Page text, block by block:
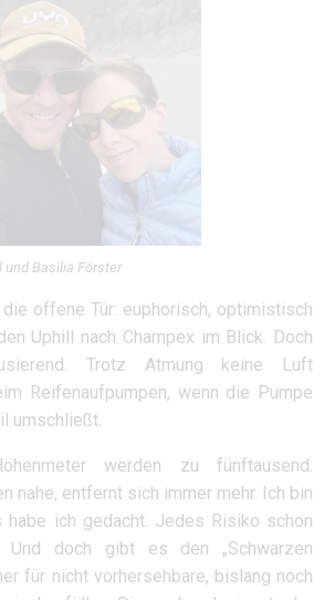
und Basilia Förster
offene Tür: euphorisch, optimistisch
Uphill nach Champex im Blick. Doch
Trotz Atmung keine Luft
Reifenaufpumpen, wenn die Pumpe
umschließt.
werden zu fünftausend.
nahe, entfernt sich immer mehr. Ich bin
ich gedacht. Jedes Risiko schon
Und doch gibt es den „Schwarzen
für nicht vorhersehbare, bislang noch